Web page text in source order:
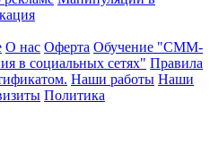
О нас Оферта Обучение "СМM-
в социальных сетях" Правила
Наши работы Наши
Политика